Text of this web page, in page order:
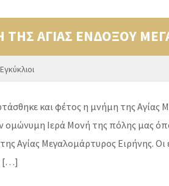
ΤΗΣ ΑΓΙΑΣ ΕΝΔΟΞΟΥ
Εγκύκλιοι
και φέτος η μνήμη της Αγίας
Ιερά Μονή της πόλης μας
Αγίας Μεγαλομάρτυρος Ειρήνης.
[…]